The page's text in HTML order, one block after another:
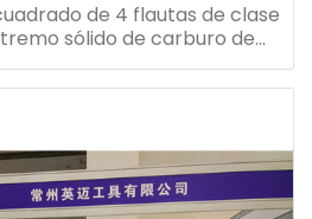
de 4 flautas de clase
sólido de carburo de